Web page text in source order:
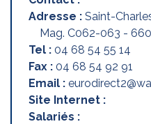
Adresse : Saint-
Mag. C062-063 -
Tel : 04 68 54 55 14
Fax : 04 68 54 92 91
Email :
Site Internet :
Salariés :